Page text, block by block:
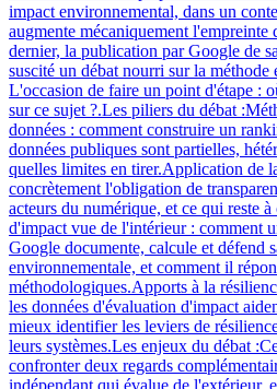
impact environnemental, dans un
augmente mécaniquement l'empreinte
dernier, la publication par Google de
suscité un débat nourri sur la méthode
L'occasion de faire un point d'étape :
sur ce sujet ?.Les piliers du débat
données : comment construire un
données publiques sont partielles,
quelles limites en tirer.Application de
concrètement l'obligation de
acteurs du numérique, et ce qui reste
d'impact vue de l'intérieur : comment
Google documente, calcule et défend
environnementale, et comment il
méthodologiques.Apports à la
les données d'évaluation d'impact
mieux identifier les leviers de
leurs systèmes.Les enjeux du débat
confronter deux regards
indépendant qui évalue de l'extérieur,